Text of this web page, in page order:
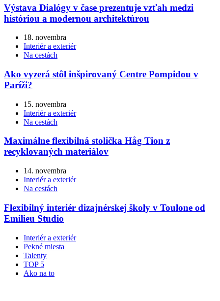
Výstava Dialógy v čase prezentuje vzťah medzi
históriou a modernou architektúrou
18. novembra
Interiér a exteriér
Na cestách
Ako vyzerá stôl inšpirovaný Centre Pompidou v
Paríži?
15. novembra
Interiér a exteriér
Na cestách
Maximálne flexibilná stolička Håg Tion z
recyklovaných materiálov
14. novembra
Interiér a exteriér
Na cestách
Flexibilný interiér dizajnérskej školy v Toulone od
Emilieu Studio
Interiér a exteriér
Pekné miesta
Talenty
TOP 5
Ako na to